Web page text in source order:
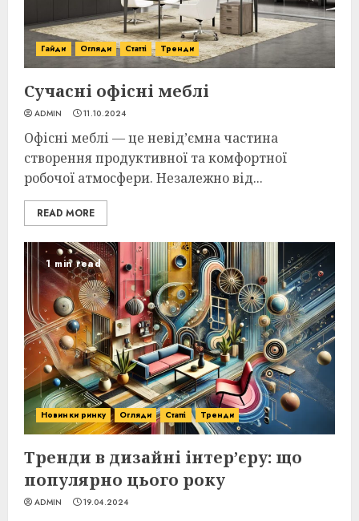
Гайди Огляди Статті Тренди
Сучасні офісні меблі
ADMIN 11.10.2024
Офісні меблі — це невід’ємна частина
створення продуктивної та комфортної
робочої атмосфери. Незалежно від...
READ MORE
1 min read
Новинки ринку Огляди Статті Тренди
Тренди в дизайні інтер’єру: що
популярно цього року
ADMIN 19.04.2024